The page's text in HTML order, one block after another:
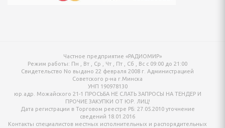
Частное предприятие «РАДИОМИР»
Режим работы: Пн , Вт , Ср , Чт , Пт , Сб , Вс c 09:00 до 21:00
Свидетельство No выдано 22 февраля 2008 г. Администрацией
Советского р-на г.Минска
УНП 190978130
юр.адр. Можайского 21-1 ПРОСЬБА НЕ СЛАТЬ ЗАПРОСЫ НА ТЕНДЕР И
ПРОЧИЕ ЗАКУПКИ ОТ ЮР. ЛИЦ!
Дата регистрации в Торговом реестре РБ: 27.05.2010 уточнение
сведений 18.01.2016
Контакты специалистов местных исполнительных и распорядительных